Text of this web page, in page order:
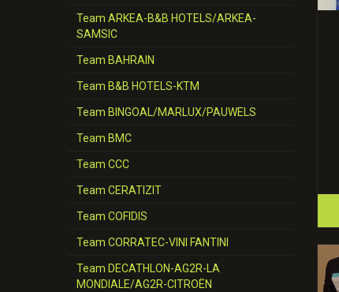
Team ARKEA-B&B HOTELS/ARKEA-
SAMSIC
Team BAHRAIN
Team B&B HOTELS-KTM
Team BINGOAL/MARLUX/PAUWELS
Team BMC
Team CCC
Team CERATIZIT
Team COFIDIS
Team CORRATEC-VINI FANTINI
Team DECATHLON-AG2R-LA
MONDIALE/AG2R-CITROËN